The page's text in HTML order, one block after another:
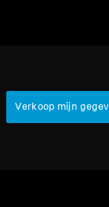
Verkoop mijn